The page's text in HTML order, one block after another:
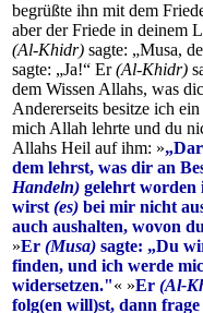
begrüßte ihn mit dem
aber der Friede in deinem
(Al-Khidr) sagte: „Musa,
sagte: „Ja!“ Er(Al-Khidr)
dem Wissen Allahs, was
Andererseits besitze ich
mich Allah lehrte und du
Allahs Heil auf ihm: »
dem lehrst, was dir an
Handeln) gelehrt worden
wirst (es) bei mir nicht
auch aushalten, wovon
»Er (Musa) sagte: „Du
finden, und ich werde
widersetzen."« »Er (Al-
folg(en will)st, dann